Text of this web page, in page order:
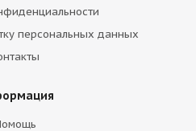
персональных данных